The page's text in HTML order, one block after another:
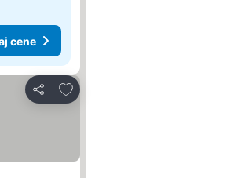
cene
Deli
Dodati u favorite